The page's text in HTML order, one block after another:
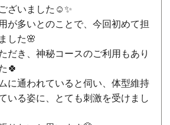
ざいました☺️✨
が多いとのことで、今回初めて担
した🌸
だき、神秘コースのご利用もあり
🍀
に通われていると伺い、体型維持
いる姿に、とても刺激を受けまし